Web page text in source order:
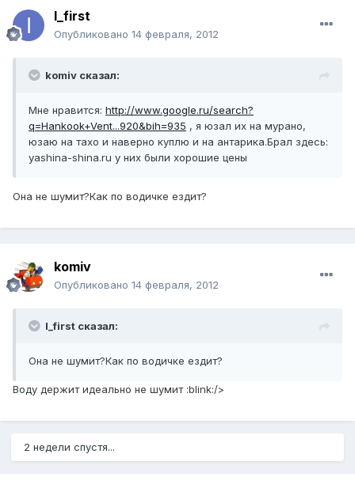
I_first
Опубликовано 14 февраля, 2012
komiv сказал:
Мне нравится: http://www.google.ru/search?
q=Hankook+Vent...920&bih=935 , я юзал их на мурано,
юзаю на тахо и наверно куплю и на антарика.Брал здесь:
yashina-­shina.­ru у них были хорошие цены
Она не шумит?Как по водичке ездит?
komiv
Опубликовано 14 февраля, 2012
I_first сказал:
Она не шумит?Как по водичке ездит?
Воду держит идеально не шумит :blink:/>
2 недели спустя...